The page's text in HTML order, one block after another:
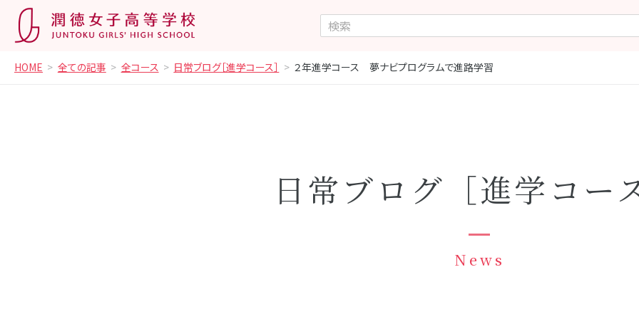
HOME 全ての記事 全コース 日常ブログ［進学コース］ ２年進学コース 夢ナビプログラムで進路学習
日常ブログ［進学コー
News